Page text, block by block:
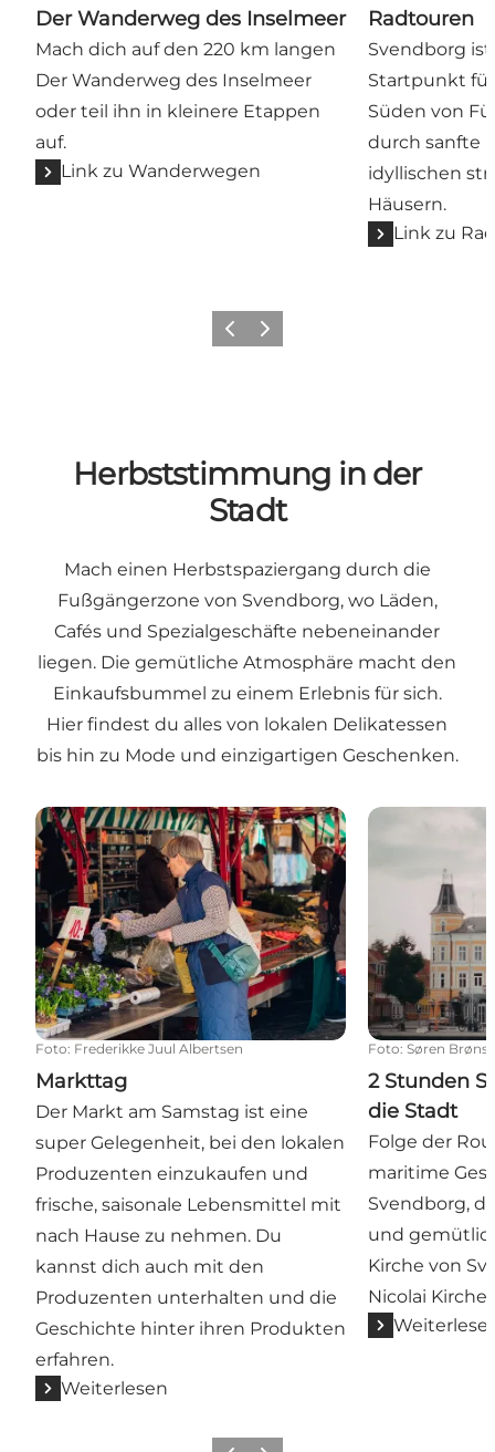
Der Wanderweg des Inselmeer
Mach dich auf den 220 km langen
Der Wanderweg des Inselmeer
oder teil ihn in kleinere Etappen
auf.
Link zu Wanderwegen
Radtouren
Svendborg
Startpunkt
Süden von
durch sanfte
idyllischen
Häusern.
Link zu
Vorherige Folie
Nächste Folie
Herbststimmung in der
Stadt
Mach einen Herbstspaziergang durch die
Fußgängerzone von Svendborg, wo Läden,
Cafés und Spezialgeschäfte nebeneinander
liegen. Die gemütliche Atmosphäre macht den
Einkaufsbummel zu einem Erlebnis für sich.
Hier findest du alles von lokalen Delikatessen
bis hin zu Mode und einzigartigen Geschenken.
Markttag
Foto: Frederikke Juul Albertsen
Markttag
Der Markt am Samstag ist eine
super Gelegenheit, bei den lokalen
Produzenten einzukaufen und
frische, saisonale Lebensmittel mit
nach Hause zu nehmen. Du
kannst dich auch mit den
Produzenten unterhalten und die
Geschichte hinter ihren Produkten
erfahren.
Weiterlesen
2 Stunden
Foto: Søren
2 Stunden
die Stadt
Folge der
maritime
Svendborg,
und
Kirche von
Nicolai